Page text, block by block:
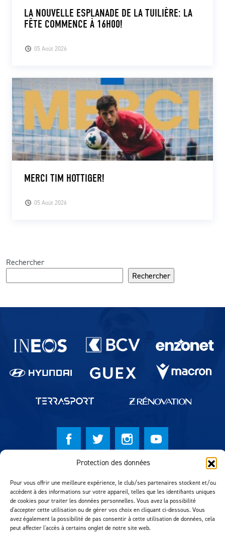
Protection des données
Pour vous offrir une meilleure expérience, le club/ses partenaires stockent et/ou
accèdent à des informations sur votre appareil, telles que les identifiants uniques
de cookies pour traiter les données personnelles. Vous avez la possibilité
d'accepter cette utilisation ou de gérer vos choix en cliquant ci-dessous. Vous
avez également la possibilité de pas consentir à cette utilisation de données, cela
peut affecter l'accès à certains onglet de notre site web.
05 Août 2026
LA NOUVELLE ESPLANADE DE LA TUILIÈRE: LA
FÊTE COMMENCE À 16H00!
05 Août 2026
MERCI TIM HOTTIGER!
Rechercher
Rechercher
Partenaires du lausanne-Sport
© Lausanne Sport Football Club 2026
Réalisation MTM Agency